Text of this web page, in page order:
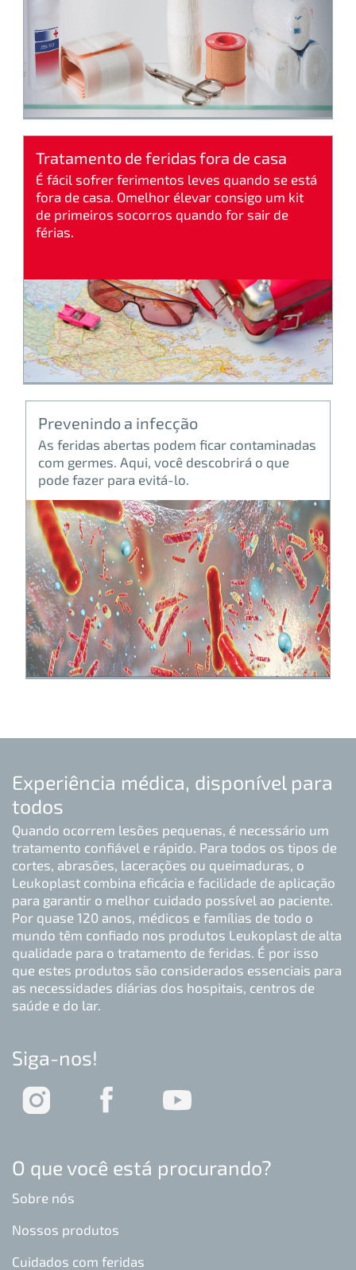
Tratamento de feridas fora de casa
É fácil sofrer ferimentos leves quando se está
fora de casa. Omelhor élevar consigo um kit
de primeiros socorros quando for sair de
férias.
Prevenindo a infecção
As feridas abertas podem ficar contaminadas
com germes. Aqui, você descobrirá o que
pode fazer para evitá-lo.
Experiência médica, disponível para
todos
Quando ocorrem lesões pequenas, é necessário um
tratamento confiável e rápido. Para todos os tipos de
cortes, abrasões, lacerações ou queimaduras, o
Leukoplast combina eficácia e facilidade de aplicação
para garantir o melhor cuidado possível ao paciente.
Por quase 120 anos, médicos e famílias de todo o
mundo têm confiado nos produtos Leukoplast de alta
qualidade para o tratamento de feridas. É por isso
que estes produtos são considerados essenciais para
as necessidades diárias dos hospitais, centros de
saúde e do lar.
Siga-nos!
O que você está procurando?
Sobre nós
Nossos produtos
Cuidados com feridas